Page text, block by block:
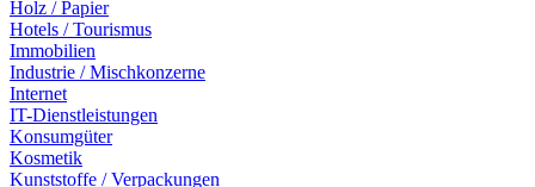
Holz / Papier
Hotels / Tourismus
Immobilien
Industrie / Mischkonzerne
Internet
IT-Dienstleistungen
Konsumgüter
Kosmetik
Kunststoffe / Verpackungen